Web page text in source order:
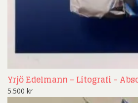
Yrjö Edelmann – Litografi –
5.500 kr